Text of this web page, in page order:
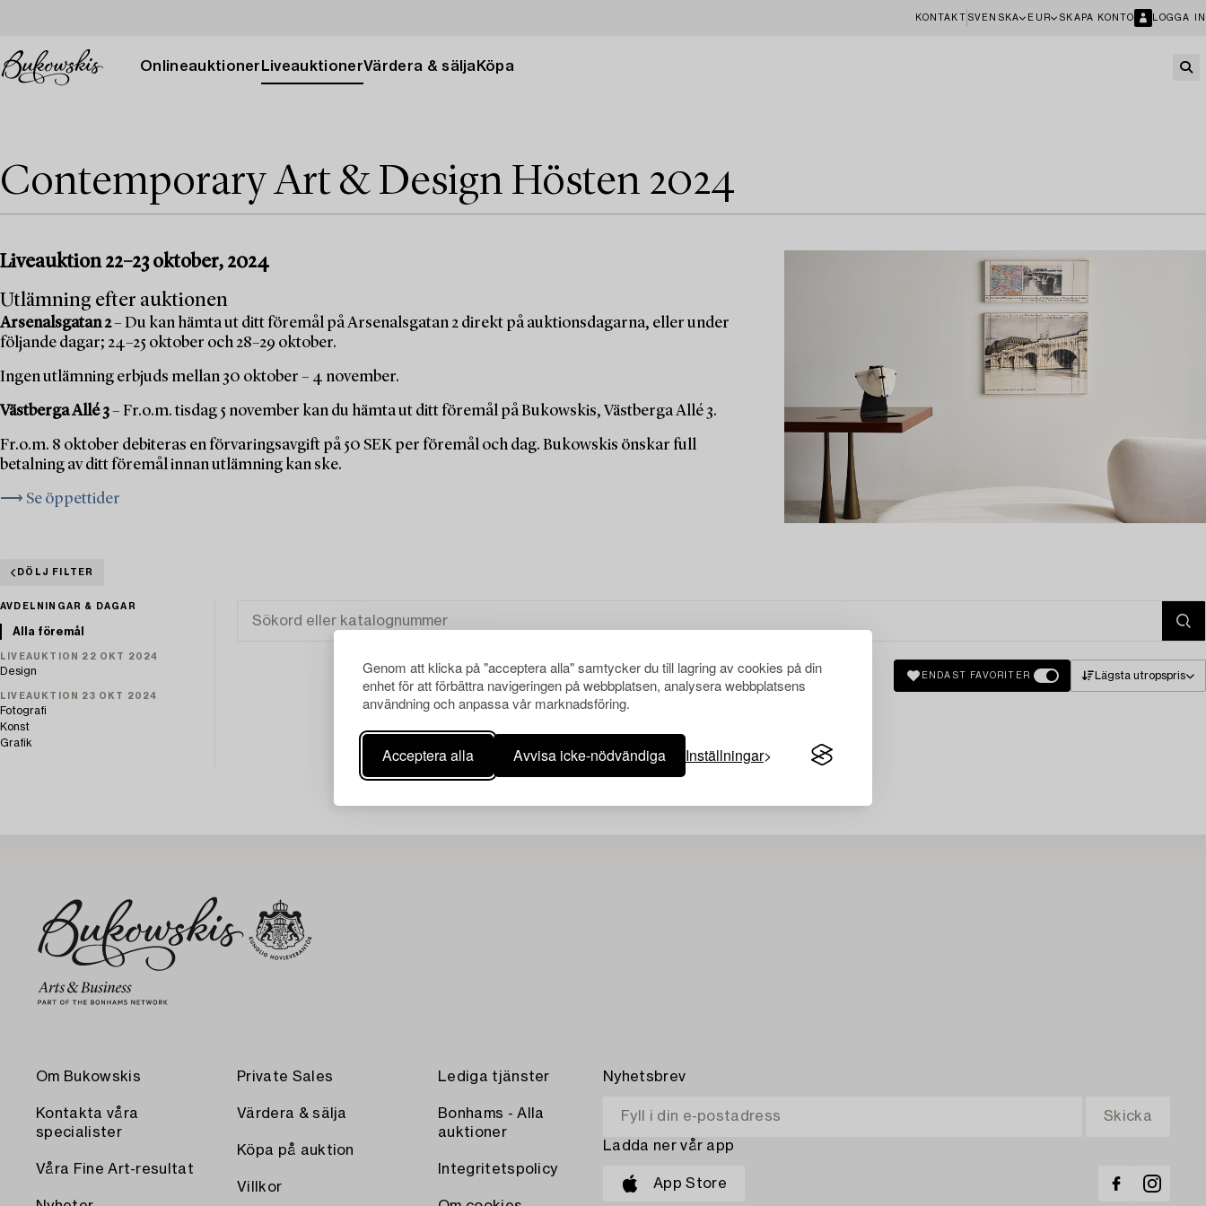
Genom att klicka på "acceptera alla" samtycker du till lagring av cookies på din
enhet för att förbättra navigeringen på webbplatsen, analysera webbplatsens
användning och anpassa vår marknadsföring.
Acceptera alla Avvisa icke-nödvändiga Inställningar
KONTAKT SVENSKA EUR SKAPA KONTO LOGGA IN
Onlineauktioner LiveauktionerVärdera & sälja Köpa
Contemporary Art & Design Hösten 2024
Liveauktion 22–23 oktober, 2024
Utlämning efter auktionen
Arsenalsgatan 2– Du kan hämta ut ditt föremål på Arsenalsgatan 2 direkt på auktionsdagarna, eller under
följande dagar; 24–25 oktober och 28–29 oktober.
Ingen utlämning erbjuds mellan 30 oktober – 4 november.
Västberga Allé 3– Fr.o.m. tisdag 5 november kan du hämta ut ditt föremål på Bukowskis, Västberga Allé 3.
Fr.o.m. 8 oktober debiteras en förvaringsavgift på 50 SEK per föremål och dag. Bukowskis önskar full
betalning av ditt föremål innan utlämning kan ske.
⟶ Se öppettider
DÖLJ FILTER
AVDELNINGAR & DAGAR
Alla föremål
LIVEAUKTION 22 OKT 2024
Design
LIVEAUKTION 23 OKT 2024
Fotografi
Konst
Grafik
ENDAST FAVORITER Lägsta utropspris
Din sökning gav ingen träff just nu.
Om Bukowskis
Kontakta våra
specialister
Våra Fine Art-resultat
Private Sales
Värdera & sälja
Köpa på auktion
Villkor
Lediga tjänster
Bonhams - Alla
auktioner
Integritetspolicy
Nyhetsbrev
Ladda ner vår app
App Store